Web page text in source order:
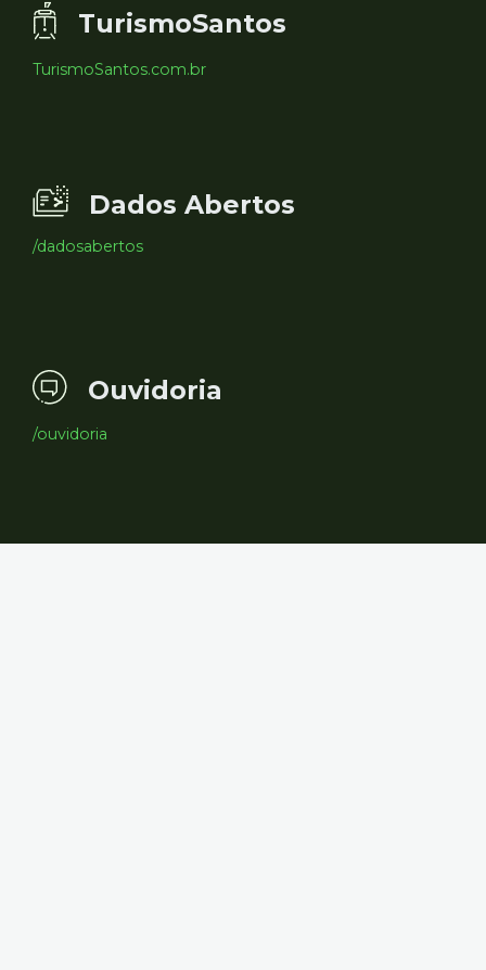
TurismoSantos
TurismoSantos.com.br
Dados Abertos
/dadosabertos
Ouvidoria
/ouvidoria